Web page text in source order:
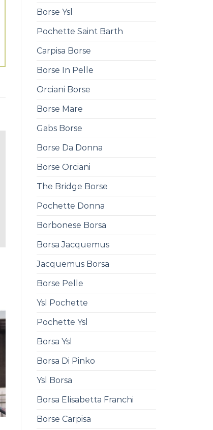
Borse Ysl
Pochette Saint Barth
Carpisa Borse
Borse In Pelle
Orciani Borse
Borse Mare
Gabs Borse
Borse Da Donna
Borse Orciani
The Bridge Borse
Pochette Donna
Borbonese Borsa
Borsa Jacquemus
Jacquemus Borsa
Borse Pelle
Ysl Pochette
Pochette Ysl
Borsa Ysl
Borsa Di Pinko
Ysl Borsa
Borsa Elisabetta Franchi
Borse Carpisa